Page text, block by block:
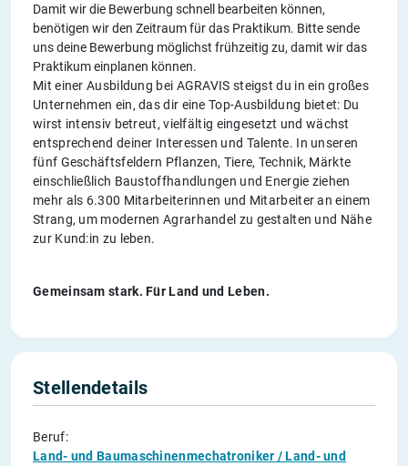
Damit wir die Bewerbung schnell bearbeiten können,
benötigen wir den Zeitraum für das Praktikum. Bitte sende
uns deine Bewerbung möglichst frühzeitig zu, damit wir das
Praktikum einplanen können.
Mit einer Ausbildung bei AGRAVIS steigst du in ein großes
Unternehmen ein, das dir eine Top-Ausbildung bietet: Du
wirst intensiv betreut, vielfältig eingesetzt und wächst
entsprechend deiner Interessen und Talente. In unseren
fünf Geschäftsfeldern Pflanzen, Tiere, Technik, Märkte
einschließlich Baustoffhandlungen und Energie ziehen
mehr als 6.300 Mitarbeiterinnen und Mitarbeiter an einem
Strang, um modernen Agrarhandel zu gestalten und Nähe
zur Kund:in zu leben.
Gemeinsam stark. Für Land und Leben.
Stellendetails
Beruf:
Land- und Baumaschinenmechatroniker / Land- und